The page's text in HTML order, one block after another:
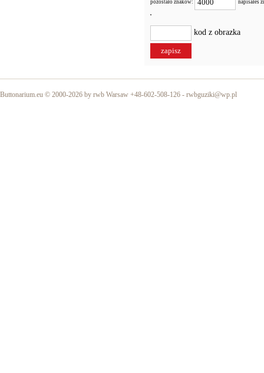
pozostało znaków: napisałeś
kod z obrazka
Buttonarium.eu © 2000-2026 by rwb Warsaw +48-602-508-126 - rwbguziki@wp.pl